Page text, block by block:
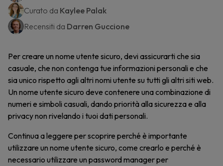
Curato da Kaylee Palak
Recensiti da Darren Guccione
Per creare un nome utente sicuro, devi assicurarti che sia
casuale, che non contenga tue informazioni personali e che
sia unico rispetto agli altri nomi utente su tutti gli altri siti web.
Un nome utente sicuro deve contenere una combinazione di
numeri e simboli casuali, dando priorità alla sicurezza e alla
privacy non rivelando i tuoi dati personali.
Continua a leggere per scoprire perché è importante
utilizzare un nome utente sicuro, come crearlo e perché è
necessario utilizzare un password manager per